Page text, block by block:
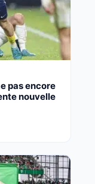
pas encore
nouvelle